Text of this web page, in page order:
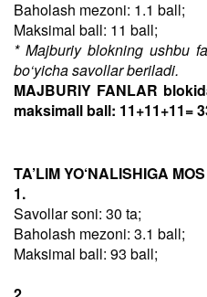
Baholash mezoni: 1.1 ball;
Maksimal ball: 11 ball;
* Majburiy blokning ushbu
bo‘yicha savollar beriladi.
MAJBURIY FANLAR
maksimall ball: 11+11+11=
TA’LIM YO‘NALISHIGA
1.
Savollar soni: 30 ta;
Baholash mezoni: 3.1 ball;
Maksimal ball: 93 ball;